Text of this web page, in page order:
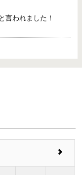
言われました！